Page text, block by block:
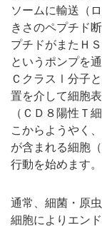
ソームに輸送（
きさのペプチド
プチドがまたＨ
というポンプを
ＣクラスⅠ分子
置を介して細胞
（ＣＤ８陽性Ｔ
こからようやく
が含まれる細胞
行動を始めます。
通常、細菌・原
細胞によりエン